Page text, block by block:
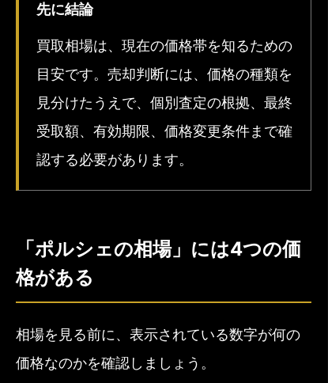
先に結論
買取相場は、現在の価格帯を知るための
目安です。売却判断には、価格の種類を
見分けたうえで、個別査定の根拠、最終
受取額、有効期限、価格変更条件まで確
認する必要があります。
「ポルシェの相場」には4つの価
格がある
相場を見る前に、表示されている数字が何の
価格なのかを確認しましょう。